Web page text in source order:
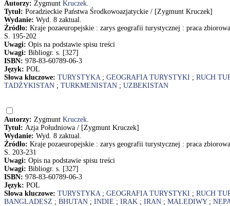
Autorzy: Zygmunt Kruczek.
Tytuł: Poradzieckie Państwa Środkowoazjatyckie / [Zygmunt Kruczek]
Wydanie: Wyd. 8 zaktual.
Źródło: Kraje pozaeuropejskie : zarys geografii turystycznej : praca
S. 195-202
Uwagi: Opis na podstawie spisu treści
Uwagi: Bibliogr. s. [327]
ISBN: 978-83-60789-06-3
Język: POL
Słowa kluczowe: TURYSTYKA; GEOGRAFIA TURYSTYKI ; RUCH
TADŻYKISTAN ; TURKMENISTAN ; UZBEKISTAN
Autorzy: Zygmunt Kruczek.
Tytuł: Azja Południowa / [Zygmunt Kruczek]
Wydanie: Wyd. 8 zaktual.
Źródło: Kraje pozaeuropejskie : zarys geografii turystycznej : praca
S. 203-231
Uwagi: Opis na podstawie spisu treści
Uwagi: Bibliogr. s. [327]
ISBN: 978-83-60789-06-3
Język: POL
Słowa kluczowe: TURYSTYKA; GEOGRAFIA TURYSTYKI ; RUCH
BANGLADESZ ; BHUTAN ; INDIE ; IRAK ; IRAN ; MALEDIWY;